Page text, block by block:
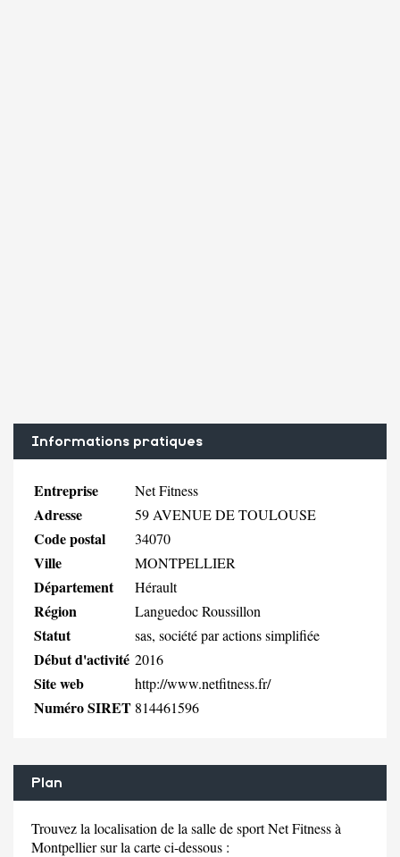
Informations pratiques
Entreprise Net Fitness
Adresse 59 AVENUE DE TOULOUSE
Code postal 34070
Ville MONTPELLIER
Département Hérault
Région Languedoc Roussillon
Statut sas, société par actions simplifiée
Début d'activité 2016
Site web http://www.netfitness.fr/
Numéro SIRET 814461596
Plan
Trouvez la localisation de la salle de sport Net Fitness à
Montpellier sur la carte ci-dessous :